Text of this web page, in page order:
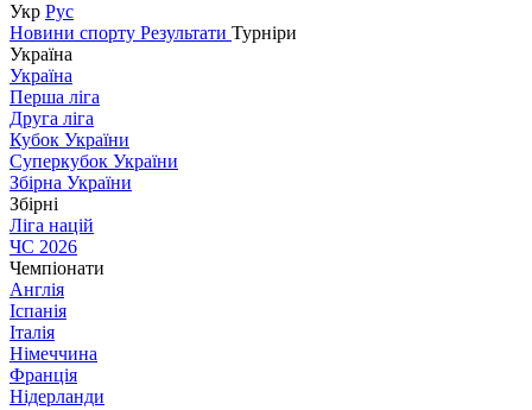
Укр Рус
Новини спорту Результати Турніри
Україна
Україна
Перша ліга
Друга ліга
Кубок України
Суперкубок України
Збірна України
Збірні
Ліга націй
ЧС 2026
Чемпіонати
Англія
Іспанія
Італія
Німеччина
Франція
Нідерланди